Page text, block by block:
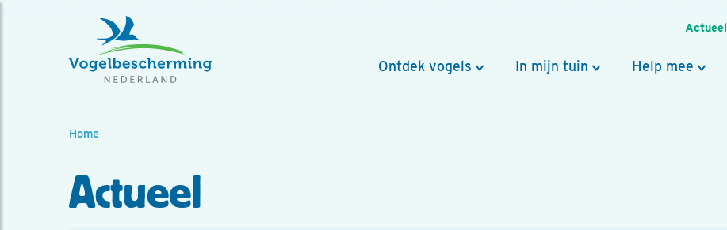
Actueel
Ontdek vogels In mijn tuin Help mee
Home
Actueel